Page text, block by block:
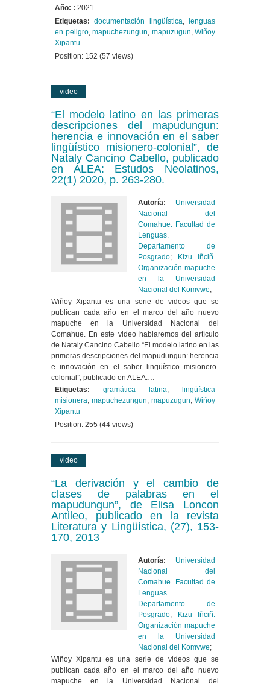
Año: : 2021
Etiquetas: documentación lingüística,
lenguas
en peligro, mapuchezungun, mapuzugun, Wiñoy
Xipantu
Position: 152 (57 views)
video
“El modelo latino en las primeras
descripciones del mapudungun:
herencia e innovación en el saber
lingüístico misionero-colonial”, de
Nataly Cancino Cabello, publicado
en ALEA: Estudos Neolatinos,
22(1) 2020, p. 263-280.
Autoría:
Universidad
Nacional del
Comahue. Facultad de
Lenguas.
Departamento de
Posgrado;
Kizu Iñciñ.
Organización mapuche
en la Universidad
Nacional del Komvwe;
Wiñoy Xipantu es una serie de videos que se
publican cada año en el marco del año nuevo
mapuche en la Universidad Nacional del
Comahue. En este video hablaremos del artículo
de Nataly Cancino Cabello “El modelo latino en las
primeras descripciones del mapudungun: herencia
e innovación en el saber lingüístico misionero-
colonial”, publicado en ALEA:…
Etiquetas:
gramática latina,
lingüística
misionera, mapuchezungun, mapuzugun, Wiñoy
Xipantu
Position: 255 (44 views)
video
“La derivación y el cambio de
clases de palabras en el
mapudungun”, de Elisa Loncon
Antileo, publicado en la revista
Literatura y Lingüística, (27), 153-
170, 2013
Autoría:
Universidad
Nacional del
Comahue. Facultad de
Lenguas.
Departamento de
Posgrado;
Kizu Iñciñ.
Organización mapuche
en la Universidad
Nacional del Komvwe;
Wiñoy Xipantu es una serie de videos que se
publican cada año en el marco del año nuevo
mapuche en la Universidad Nacional del